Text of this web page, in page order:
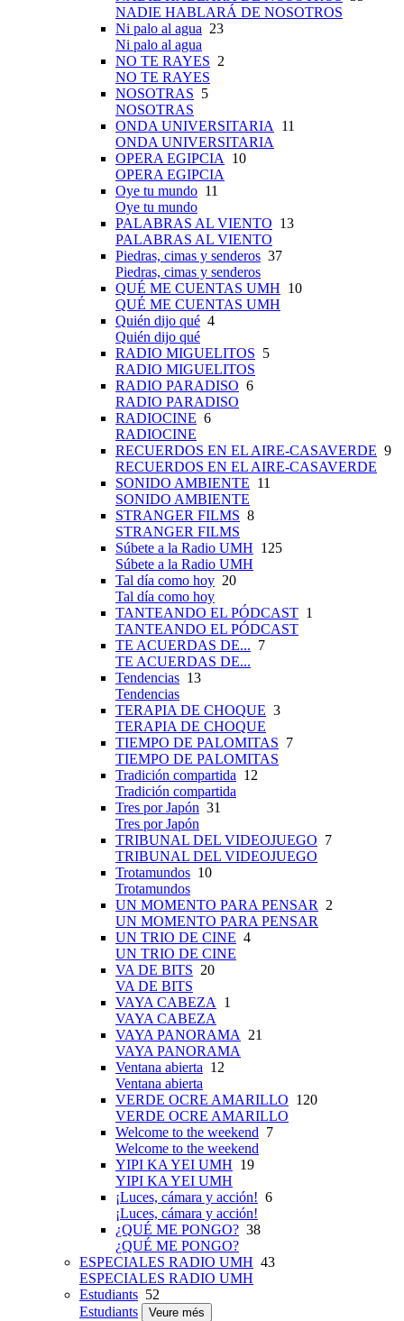
NADIE HABLARÁ DE NOSOTROS
Ni palo al agua 23
Ni palo al agua
NO TE RAYES 2
NO TE RAYES
NOSOTRAS 5
NOSOTRAS
ONDA UNIVERSITARIA
11
ONDA UNIVERSITARIA
OPERA EGIPCIA
10
OPERA EGIPCIA
Oye tu mundo 11
Oye tu mundo
PALABRAS AL VIENTO 13
PALABRAS AL VIENTO
Piedras, cimas y senderos 37
Piedras, cimas y senderos
QUÉ ME CUENTAS UMH 10
QUÉ ME CUENTAS UMH
Quién dijo qué 4
Quién dijo qué
RADIO MIGUELITOS 5
RADIO MIGUELITOS
RADIO PARADISO 6
RADIO PARADISO
RADIOCINE 6
RADIOCINE
RECUERDOS EN EL AIRE-CASAVERDE 9
RECUERDOS EN EL AIRE-CASAVERDE
SONIDO AMBIENTE 11
SONIDO AMBIENTE
STRANGER FILMS 8
STRANGER FILMS
Súbete a la Radio UMH 125
Súbete a la Radio UMH
Tal día como hoy 20
Tal día como hoy
TANTEANDO EL PÓDCAST 1
TANTEANDO EL PÓDCAST
TE ACUERDAS DE... 7
TE ACUERDAS DE...
Tendencias 13
Tendencias
TERAPIA DE CHOQUE 3
TERAPIA DE CHOQUE
TIEMPO DE PALOMITAS 7
TIEMPO DE PALOMITAS
Tradición compartida 12
Tradición compartida
Tres por Japón 31
Tres por Japón
TRIBUNAL DEL VIDEOJUEGO 7
TRIBUNAL DEL VIDEOJUEGO
Trotamundos 10
Trotamundos
UN MOMENTO PARA PENSAR
2
UN MOMENTO PARA PENSAR
UN TRIO DE CINE 4
UN TRIO DE CINE
VA DE BITS 20
VA DE BITS
VAYA CABEZA
1
VAYA CABEZA
VAYA PANORAMA
21
VAYA PANORAMA
Ventana abierta 12
Ventana abierta
VERDE OCRE AMARILLO 120
VERDE OCRE AMARILLO
Welcome to the weekend 7
Welcome to the weekend
YIPI KA YEI UMH 19
YIPI KA YEI UMH
¡Luces, cámara y acción! 6
¡Luces, cámara y acción!
¿QUÉ ME PONGO? 38
¿QUÉ ME PONGO?
ESPECIALES RADIO UMH 43
ESPECIALES RADIO UMH
Estudiants 52
Estudiants
Veure més